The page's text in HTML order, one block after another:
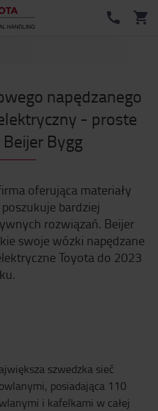
napędzanego
- proste
Bygg
oferująca materiały
bardziej
rozwiązań. Beijer
swoje wózki napędzane
Toyota do 2023
szwedzka sieć
posiadająca 110
i kafelkami w całej